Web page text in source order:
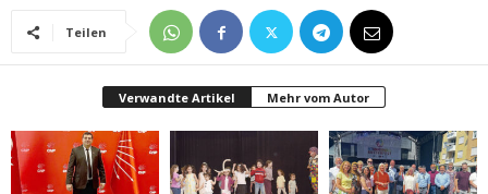
Teilen
Verwandte Artikel Mehr vom Autor